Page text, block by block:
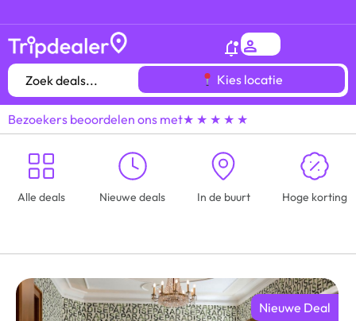
Hetgróótste voordeeluitjes overzichtvan heel
Kies locatie
Bezoekers beoordelen ons met★ ★ ★ ★ ★
Alle deals Nieuwe deals In de buurt Hoge korting
Nieuwe Deal